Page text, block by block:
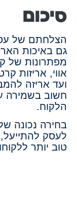
סיכום
הצלחתם של
גם באיכות
מפתרונות של
אווי, אריזות
ועד אריזה
חשוב בשמירה
הלקוח.
בחירה נכונה
לעסק
טוב יותר